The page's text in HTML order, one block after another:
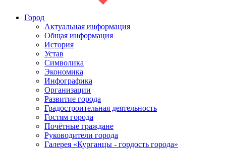
Город
Актуальная информация
Общая информация
История
Устав
Символика
Экономика
Инфографика
Организации
Развитие города
Градостроительная деятельность
Гостям города
Почётные граждане
Руководители города
Галерея «Курганцы - гордость города»